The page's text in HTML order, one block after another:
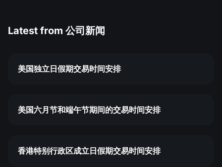
Latest from 公司新闻
美国独立日假期交易时间安排
美国六月节和端午节期间的交易时间安排
香港特别行政区成立日假期交易时间安排